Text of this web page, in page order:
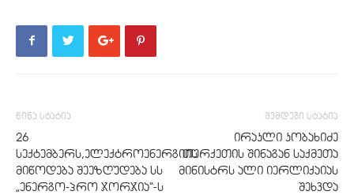
წინა სტატია
26
სექტემბერს,ელექტროენერგიის
მიწოდება შეეზღუდება სს
„ენერგო-პრო ჯორჯია“-ს
შემდეგი სტატია
ირაკლი კობახიძე
თურქეთის შინაგან საქმეთა
მინისტრს ალი იერლიქაიას
შეხვდა